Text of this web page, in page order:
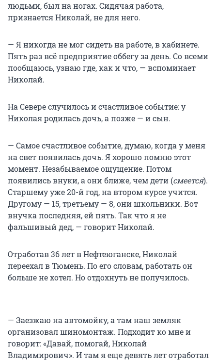
людьми, был на ногах. Сидячая работа,
признается Николай, не для него.
— Я никогда не мог сидеть на работе, в кабинете.
Пять раз всё предприятие оббегу за день. Со всеми
пообщаюсь, узнаю где, как и что, — вспоминает
Николай.
На Севере случилось и счастливое событие: у
Николая родилась дочь, а позже — и сын.
— Самое счастливое событие, думаю, когда у меня
на свет появилась дочь. Я хорошо помню этот
момент. Незабываемое ощущение. Потом
появились внуки, а они ближе, чем дети (смеется).
Старшему уже 20-й год, на втором курсе учится.
Другому — 15, третьему — 8, они школьники. Вот
внучка последняя, ей пять. Так что я не
фальшивый дед, — говорит Николай.
Отработав 36 лет в Нефтеюганске, Николай
переехал в Тюмень. По его словам, работать он
больше не хотел. Но отдохнуть не получилось.
— Заезжаю на автомойку, а там наш земляк
организовал шиномонтаж. Подходит ко мне и
говорит: «Давай, помогай, Николай
Владимирович». И там я еще девять лет отработал